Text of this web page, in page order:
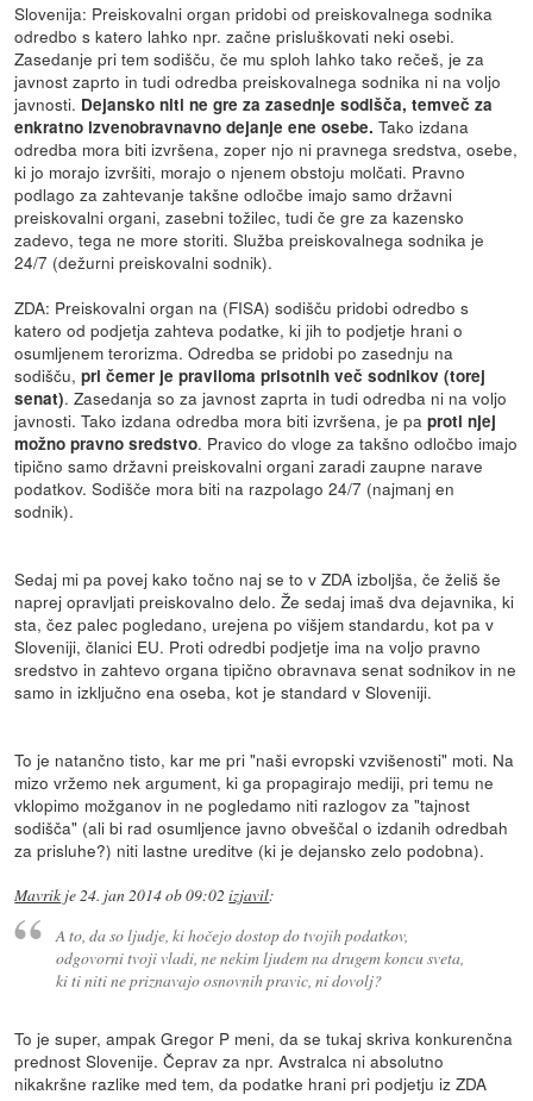
Slovenija: Preiskovalni organ pridobi od preiskovalnega sodnika
odredbo s katero lahko npr. začne prisluškovati neki osebi.
Zasedanje pri tem sodišču, če mu sploh lahko tako rečeš, je za
javnost zaprto in tudi odredba preiskovalnega sodnika ni na voljo
javnosti. Dejansko niti ne gre za zasednje sodišča, temveč za
enkratno izvenobravnavno dejanje ene osebe. Tako izdana
odredba mora biti izvršena, zoper njo ni pravnega sredstva, osebe,
ki jo morajo izvršiti, morajo o njenem obstoju molčati. Pravno
podlago za zahtevanje takšne odločbe imajo samo državni
preiskovalni organi, zasebni tožilec, tudi če gre za kazensko
zadevo, tega ne more storiti. Služba preiskovalnega sodnika je
24/7 (dežurni preiskovalni sodnik).
ZDA: Preiskovalni organ na (FISA) sodišču pridobi odredbo s
katero od podjetja zahteva podatke, ki jih to podjetje hrani o
osumljenem terorizma. Odredba se pridobi po zasednju na
sodišču,pri čemer je praviloma prisotnih več sodnikov (torej
senat). Zasedanja so za javnost zaprta in tudi odredba ni na voljo
javnosti. Tako izdana odredba mora biti izvršena, je paproti njej
možno pravno sredstvo. Pravico do vloge za takšno odločbo imajo
tipično samo državni preiskovalni organi zaradi zaupne narave
podatkov. Sodišče mora biti na razpolago 24/7 (najmanj en
sodnik).
Sedaj mi pa povej kako točno naj se to v ZDA izboljša, če želiš še
naprej opravljati preiskovalno delo. Že sedaj imaš dva dejavnika, ki
sta, čez palec pogledano, urejena po višjem standardu, kot pa v
Sloveniji, članici EU. Proti odredbi podjetje ima na voljo pravno
sredstvo in zahtevo organa tipično obravnava senat sodnikov in ne
samo in izključno ena oseba, kot je standard v Sloveniji.
To je natančno tisto, kar me pri "naši evropski vzvišenosti" moti. Na
mizo vržemo nek argument, ki ga propagirajo mediji, pri temu ne
vklopimo možganov in ne pogledamo niti razlogov za "tajnost
sodišča" (ali bi rad osumljence javno obveščal o izdanih odredbah
za prisluhe?) niti lastne ureditve (ki je dejansko zelo podobna).
Mavrik je24. jan 2014 ob 09:02 izjavil:
A to, da so ljudje, ki hočejo dostop do tvojih podatkov,
odgovorni tvoji vladi, ne nekim ljudem na drugem koncu sveta,
ki ti niti ne priznavajo osnovnih pravic, ni dovolj?
To je super, ampak Gregor P meni, da se tukaj skriva konkurenčna
prednost Slovenije. Čeprav za npr. Avstralca ni absolutno
nikakršne razlike med tem, da podatke hrani pri podjetju iz ZDA